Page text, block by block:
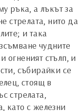
ръка, а лъкът за
стрелата, нито да
и така
чудните
огненият стълп, и
събирайки се
стоящ в
стрелата,
като с железни